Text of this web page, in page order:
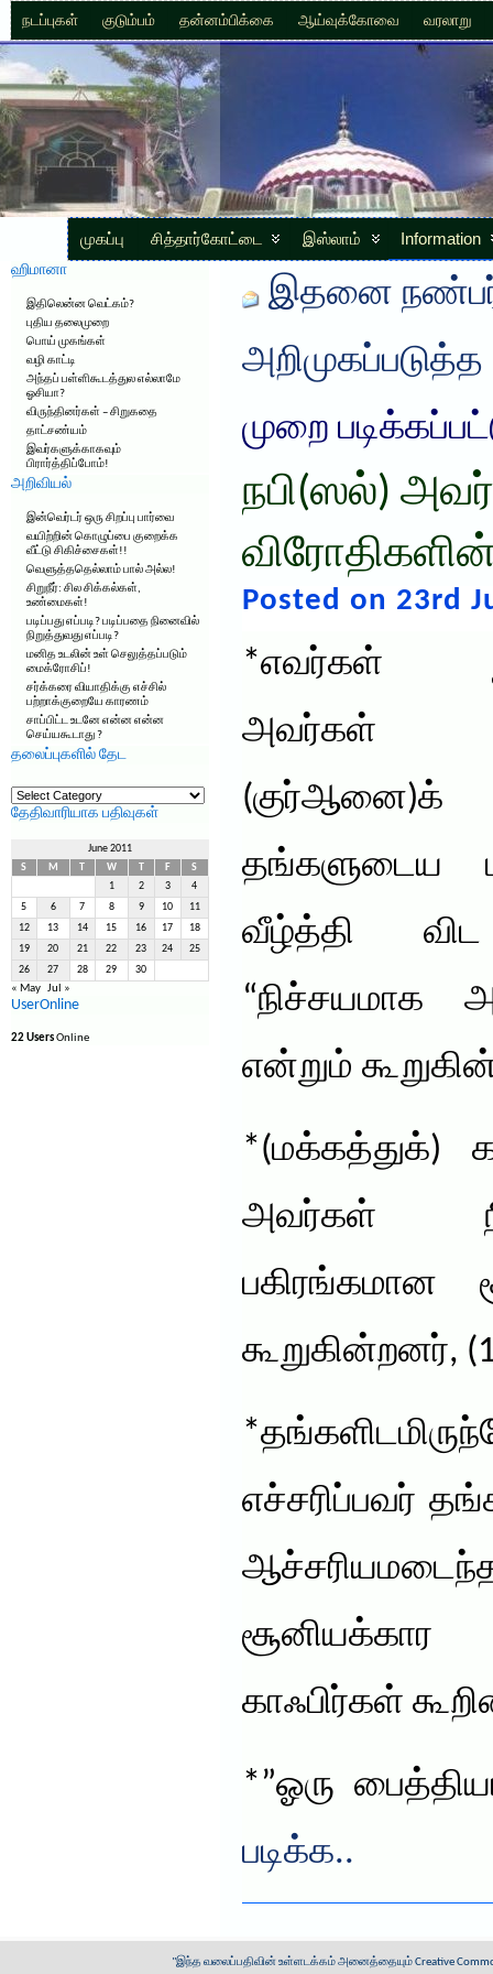
நடப்புகள் குடும்பம் தன்னம்பிக்கை ஆய்வுக்கோவை வரலாறு
முகப்பு சித்தார்கோட்டை இஸ்லாம் Information
ஹிமானா
இதிலென்ன வெட்கம்?
புதிய தலைமுறை
பொய் முகங்கள்
வழி காட்டி
அந்தப் பள்ளிகூடத்துல எல்லாமே
ஓசியா?
விருந்தினர்கள் – சிறுகதை
தாட்சண்யம்
இவர்களுக்காகவும்
பிரார்த்திப்போம்!
அறிவியல்
இன்வெர்டர் ஒரு சிறப்பு பார்வை
வயிற்றின் கொழுப்பை குறைக்க
வீட்டு சிகிச்சைகள்!!
வெளுத்ததெல்லாம் பால் அல்ல!
சிறுநீர்: சில சிக்கல்கள்,
உண்மைகள்!
படிப்பது எப்படி? படிப்பதை நினைவில்
நிறுத்துவது எப்படி?
மனித உடலின் உள் செலுத்தப்படும்
மைக்ரோசிப்!
சர்க்கரை வியாதிக்கு எச்சில்
பற்றாக்குறையே காரணம்
சாப்பிட்ட உடனே என்ன என்ன
செய்யகூடாது ?
தலைப்புகளில் தேட
தலைப்புகளில்
தேட
தேதிவாரியாக பதிவுகள்
June 2011
S
M W F
S
1
2 3 4
5 6 7 8 9 10 11
12 13 14 15 16 17 18
19 20 21 22 23 24 25
26 27 28 29 30
« May Jul »
UserOnline
22 UsersOnline
இதனை
அறிமுகப்படுத்த
முறை
நபி(ஸல்)
Posted on 23rd
*எவர்கள்
அவர்கள்
தங்களுடைய
வீழ்த்தி விட
“நிச்சயமாக
என்றும்
*(மக்கத்துக்)
அவர்கள்
பகிரங்கமான
கூறுகின்றனர்,
எச்சரிப்பவர்
காஃபிர்கள்
*”ஓரு
படிக்க..
"இந்த வலைப்பதிவின் உள்ளடக்கம் அனைத்தையும்Creative